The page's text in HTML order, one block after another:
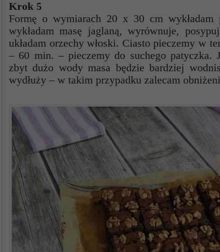
Krok 5
Formę o wymiarach 20 x 30 cm wykładam
wykładam masę jaglaną, wyrównuje,
układam orzechy włoski. Ciasto pieczemy w
– 60 min. – pieczemy do suchego patyczka.
zbyt dużo wody masa będzie bardziej
wydłuży – w takim przypadku zalecam